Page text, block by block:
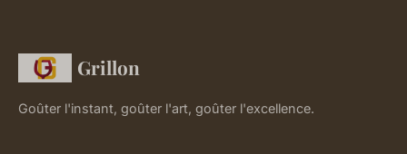
Grillon
Goûter l'instant, goûter l'art, goûter l'excellence.